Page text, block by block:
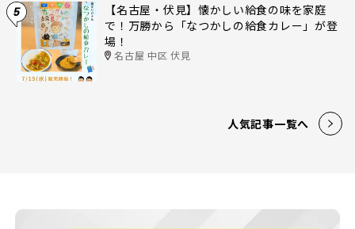
5
【名古屋・伏見】懐かしい給食の味を家庭
で！万勝から「なつかしの給食カレー」が登
場！
名古屋 中区 伏見
人気記事一覧へ